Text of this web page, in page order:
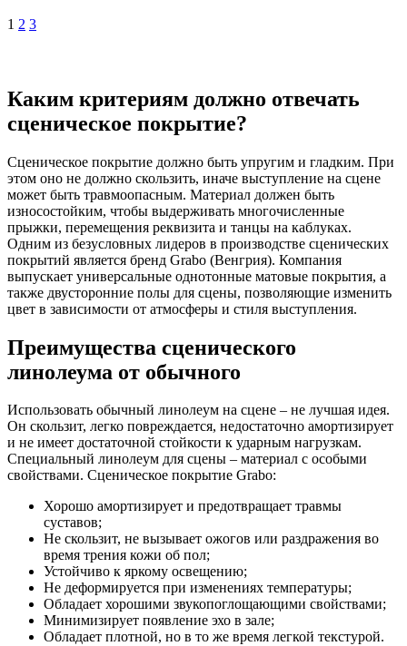
1 2 3
Каким критериям должно отвечать
сценическое покрытие?
Сценическое покрытие должно быть упругим и гладким. При
этом оно не должно скользить, иначе выступление на сцене
может быть травмоопасным. Материал должен быть
износостойким, чтобы выдерживать многочисленные
прыжки, перемещения реквизита и танцы на каблуках.
Одним из безусловных лидеров в производстве сценических
покрытий является бренд Grabo (Венгрия). Компания
выпускает универсальные однотонные матовые покрытия, а
также двусторонние полы для сцены, позволяющие изменить
цвет в зависимости от атмосферы и стиля выступления.
Преимущества сценического
линолеума от обычного
Использовать обычный линолеум на сцене – не лучшая идея.
Он скользит, легко повреждается, недостаточно амортизирует
и не имеет достаточной стойкости к ударным нагрузкам.
Специальный линолеум для сцены – материал с особыми
свойствами. Сценическое покрытие Grabo:
Хорошо амортизирует и предотвращает травмы
суставов;
Не скользит, не вызывает ожогов или раздражения во
время трения кожи об пол;
Устойчиво к яркому освещению;
Не деформируется при изменениях температуры;
Обладает хорошими звукопоглощающими свойствами;
Минимизирует появление эхо в зале;
Обладает плотной, но в то же время легкой текстурой.